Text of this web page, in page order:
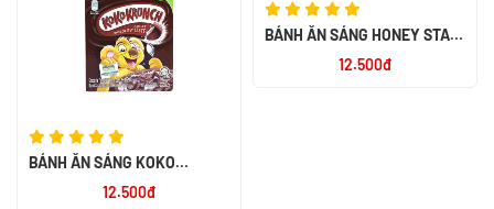
BÁNH ĂN SÁNG KOKO
12.500đ